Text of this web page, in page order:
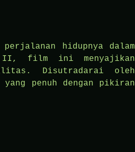
perjalanan hidupnya dalam
II, film ini menyajikan
Disutradarai oleh
penuh dengan pikiran